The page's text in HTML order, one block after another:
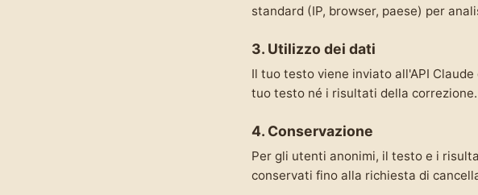
standard (IP, browser, paese) per
3. Utilizzo dei dati
Il tuo testo viene inviato all'API
tuo testo né i risultati della correzione.
4. Conservazione
Per gli utenti anonimi, il testo e i
conservati fino alla richiesta di